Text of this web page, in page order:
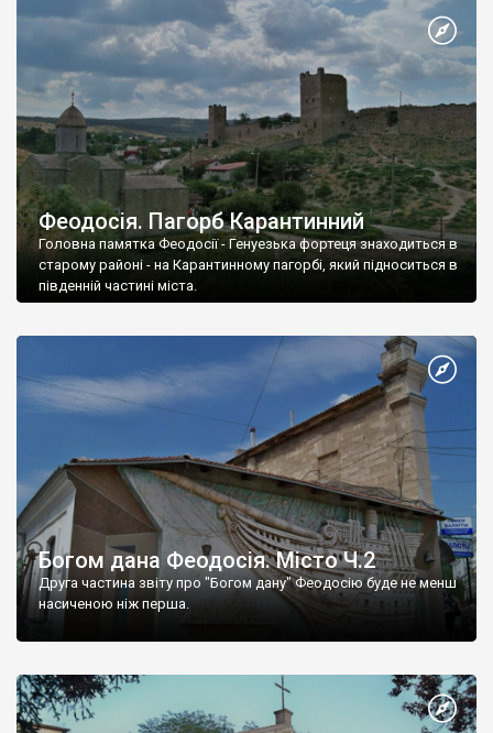
Феодосія. Пагорб Карантинний
Головна памятка Феодосії - Генуезька фортеця знаходиться в
старому районі - на Карантинному пагорбі, який підноситься в
південній частині міста.
Богом дана Феодосія. Місто Ч.2
Друга частина звіту про "Богом дану" Феодосію буде не менш
насиченою ніж перша.